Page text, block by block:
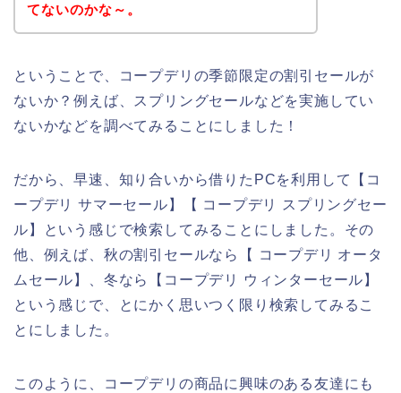
てないのかな～。
ということで、コープデリの季節限定の割引セールが
ないか？例えば、スプリングセールなどを実施してい
ないかなどを調べてみることにしました！
だから、早速、知り合いから借りたPCを利用して【コ
ープデリ サマーセール】【 コープデリ スプリングセー
ル】という感じで検索してみることにしました。その
他、例えば、秋の割引セールなら【 コープデリ オータ
ムセール】、冬なら【コープデリ ウィンターセール】
という感じで、とにかく思いつく限り検索してみるこ
とにしました。
このように、コープデリの商品に興味のある友達にも